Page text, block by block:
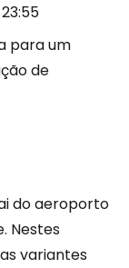
para um
de
do aeroporto
Nestes
variantes